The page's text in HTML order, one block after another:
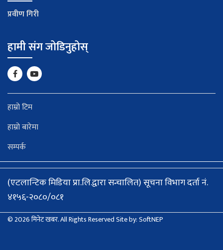
प्रवीण गिरी
हामी संग जोडिनुहोस्
हाम्रो टिम
हाम्रो बारेमा
सम्पर्क
© 2026 मिनेट खबर. All Rights ReservedSite by:SoftNEP
(एटलान्टिक मिडिया प्रा.लि.द्वारा सन्चालित) सूचना विभाग दर्ता नं.
४१५६-२०८०/०८१